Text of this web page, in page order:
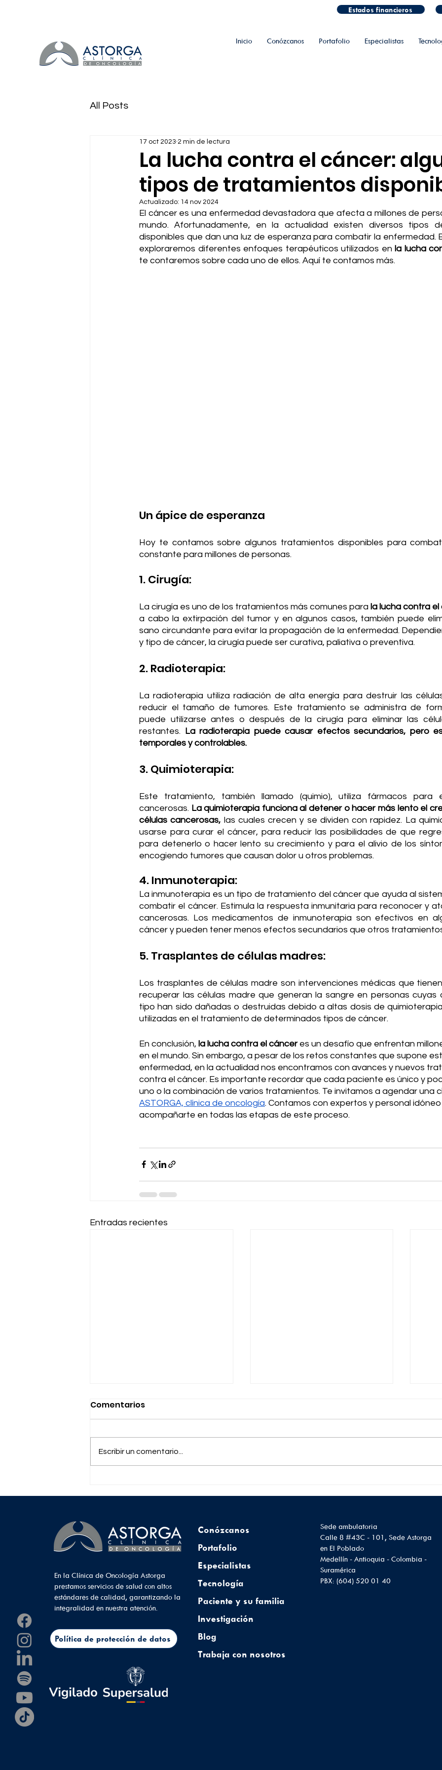
Estados financieros
Inicio Conózcanos Portafolio Especialistas
All Posts
La lucha contra el cáncer:
tipos de tratamientos
17 oct 2023 2 min de lectura
Actualizado: 14 nov 2024
El cáncer es una enfermedad devastadora que afecta a millones de
mundo. Afortunadamente, en la actualidad existen diversos tipos
disponibles que dan una luz de esperanza para combatir la enfermedad.
exploraremos diferentes enfoques terapéuticos utilizados en la lucha
te contaremos sobre cada uno de ellos. Aquí te contamos más.
Un ápice de esperanza
Hoy te contamos sobre algunos tratamientos disponibles para
constante para millones de personas.
1. Cirugía:
La cirugía es uno de los tratamientos más comunes para la lucha contra el
a cabo la extirpación del tumor y en algunos casos, también puede
sano circundante para evitar la propagación de la enfermedad.
y tipo de cáncer, la cirugía puede ser curativa, paliativa o preventiva.
2. Radioterapia:
La radioterapia utiliza radiación de alta energía para destruir las
reducir el tamaño de tumores. Este tratamiento se administra de
puede utilizarse antes o después de la cirugía para eliminar las
restantes.
La radioterapia puede causar efectos secundarios, pero
temporales y controlables.
3. Quimioterapia:
Este tratamiento, también llamado (quimio), utiliza fármacos para
cancerosas. La quimioterapia funciona al detener o hacer más lento el
células cancerosas, las cuales crecen y se dividen con rapidez. La
usarse para curar el cáncer, para reducir las posibilidades de que
para detenerlo o hacer lento su crecimiento y para el alivio de los
encogiendo tumores que causan dolor u otros problemas.
4. Inmunoterapia:
La inmunoterapia es un tipo de tratamiento del cáncer que ayuda al
combatir el cáncer. Estimula la respuesta inmunitaria para reconocer y
cancerosas. Los medicamentos de inmunoterapia son efectivos en
cáncer y pueden tener menos efectos secundarios que otros
5. Trasplantes de células madres:
Los trasplantes de células madre son intervenciones médicas que
recuperar las células madre que generan la sangre en personas cuyas
tipo han sido dañadas o destruidas debido a altas dosis de
utilizadas en el tratamiento de determinados tipos de cáncer.
En conclusión, la lucha contra el cáncer es un desafío que enfrentan
en el mundo. Sin embargo, a pesar de los retos constantes que supone
enfermedad, en la actualidad nos encontramos con avances y nuevos
contra el cáncer. Es importante recordar que cada paciente es único y
uno o la combinación de varios tratamientos. Te invitamos a agendar una
ASTORGA, clínica de oncología. Contamos con expertos y personal
acompañarte en todas las etapas de este proceso.
Entradas recientes
el cáncer de cabeza y
de tu cerebro?Hábitos
bienestar neurológico
Comentarios
Escribir un comentario...
En la Clínica de Oncología Astorga
prestamos servicios de salud con altos
estándares de calidad, garantizando la
integralidad en nuestra atención.
Política de protección de datos
Conózcanos
Portafolio
Especialistas
Tecnología
Paciente y su familia
Investigación
Blog
Trabaja con nosotros
Sede ambulatoria
Calle 8 #43C - 101, Sede Astorga
en El Poblado
Medellín - Antioquia - Colombia -
Suramérica
PBX: (604) 520 01 40